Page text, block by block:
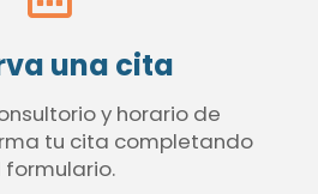
una cita
y horario de
tu cita completando
formulario.